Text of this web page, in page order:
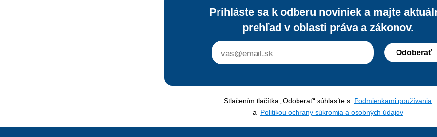
Prihláste sa k odberu noviniek a majte
prehľad v oblasti práva a zákonov.
Odoberať
Stlačením tlačítka „Odoberať“ súhlasíte s Podmienkami používania
a Politikou ochrany súkromia a osobných údajov